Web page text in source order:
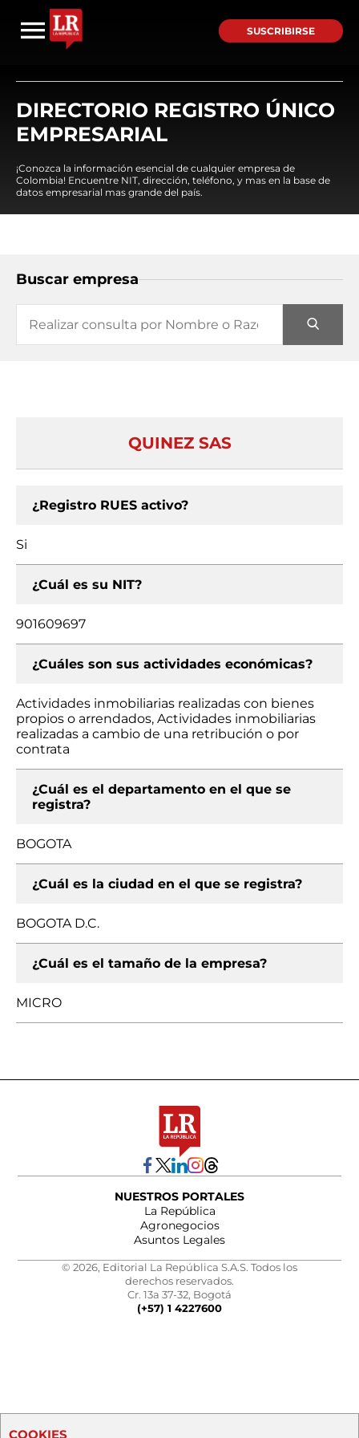
SUSCRIBIRSE
DIRECTORIO REGISTRO ÚNICO
EMPRESARIAL
¡Conozca la información esencial de cualquier empresa de
Colombia! Encuentre NIT, dirección, teléfono, y mas en la base de
datos empresarial mas grande del país.
Buscar empresa
QUINEZ SAS
¿Registro RUES activo?
Si
¿Cuál es su NIT?
901609697
¿Cuáles son sus actividades económicas?
Actividades inmobiliarias realizadas con bienes
propios o arrendados, Actividades inmobiliarias
realizadas a cambio de una retribución o por
contrata
¿Cuál es el departamento en el que se
registra?
BOGOTA
¿Cuál es la ciudad en el que se registra?
BOGOTA D.C.
¿Cuál es el tamaño de la empresa?
MICRO
NUESTROS PORTALES
La República
Agronegocios
Asuntos Legales
© 2026, Editorial La República S.A.S. Todos los
derechos reservados.
Cr. 13a 37-32, Bogotá
(+57) 1 4227600
COOKIES